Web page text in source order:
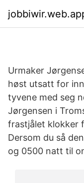
Urmaker
høst utsatt for
tyvene med seg
Jørgensen i
frastjålet klokker
Dersom du så
og 0500 natt til